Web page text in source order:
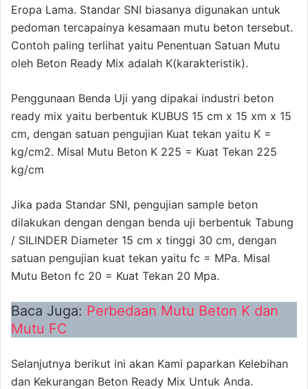
Eropa Lama. Standar SNI biasanya digunakan untuk
pedoman tercapainya kesamaan mutu beton tersebut.
Contoh paling terlihat yaitu Penentuan Satuan Mutu
oleh Beton Ready Mix adalah K(karakteristik).
Penggunaan Benda Uji yang dipakai industri beton
ready mix yaitu berbentuk KUBUS 15 cm x 15 xm x 15
cm, dengan satuan pengujian Kuat tekan yaitu K =
kg/cm2. Misal Mutu Beton K 225 = Kuat Tekan 225
kg/cm
Jika pada Standar SNI, pengujian sample beton
dilakukan dengan dengan benda uji berbentuk Tabung
/ SILINDER Diameter 15 cm x tinggi 30 cm, dengan
satuan pengujian kuat tekan yaitu fc = MPa. Misal
Mutu Beton fc 20 = Kuat Tekan 20 Mpa.
Baca Juga: Perbedaan Mutu Beton K dan
Mutu FC
Selanjutnya berikut ini akan Kami paparkan Kelebihan
dan Kekurangan Beton Ready Mix Untuk Anda.